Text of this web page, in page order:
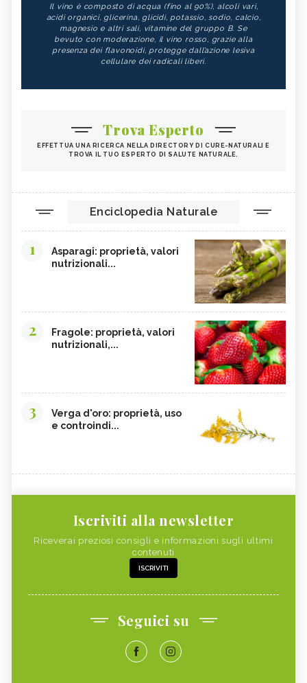
Il vino è composto di acqua (fino al 90%), alcoli vari,
acidi organici, glicerina, glicidi, potassio, sodio, calcio,
magnesio e altri sali, vitamine del gruppo B. Se
bevuto con moderazione, il vino rosso, grazie alla
presenza dei flavonoidi, protegge dall’azione lesiva
cellulare dei radicali liberi.
Trova Esperto
EFFETTUA UNA RICERCA NELLA DIRECTORY DI CURE-NATURALI E
TROVA IL TUO ESPERTO DI SALUTE NATURALE.
Enciclopedia Naturale
1
Asparagi: proprietà, valori
nutrizionali...
2
Fragole: proprietà, valori
nutrizionali,...
3
Verga d'oro: proprietà, uso
e controindi...
Iscriviti alla newsletter
Riceverai preziosi consigli e informazioni sugli ultimi
contenuti
ISCRIVITI
Seguici su